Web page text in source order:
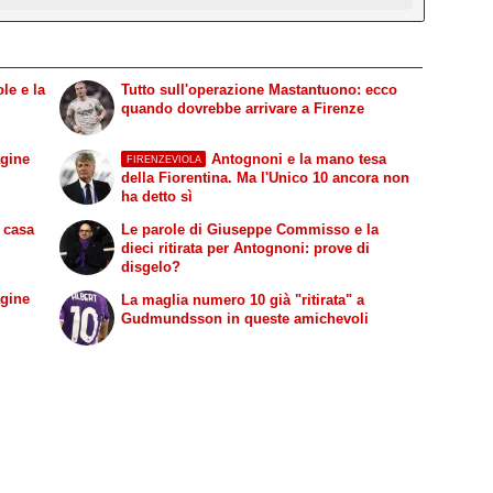
e la
Tutto sull'operazione Mastantuono: ecco
quando dovrebbe arrivare a Firenze
FIRENZEVIOLA
Antognoni e la mano tesa
della Fiorentina. Ma l'Unico 10 ancora non
ha detto sì
Le parole di Giuseppe Commisso e la
dieci ritirata per Antognoni: prove di
disgelo?
La maglia numero 10 già "ritirata" a
Gudmundsson in queste amichevoli